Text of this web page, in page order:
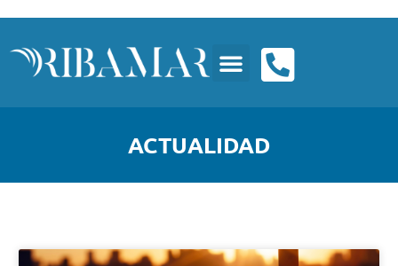
ACTUALIDAD